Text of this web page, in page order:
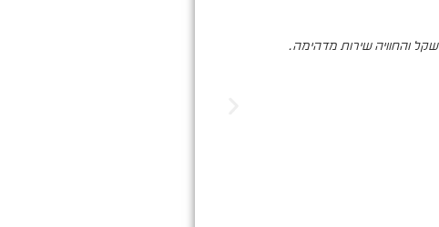
שקל והחוויה שירות מדהימה.